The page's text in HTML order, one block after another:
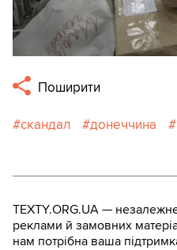
Поширити
скандал донеччина
TEXTY.ORG.UA —
реклами й замовних
нам потрібна ваша